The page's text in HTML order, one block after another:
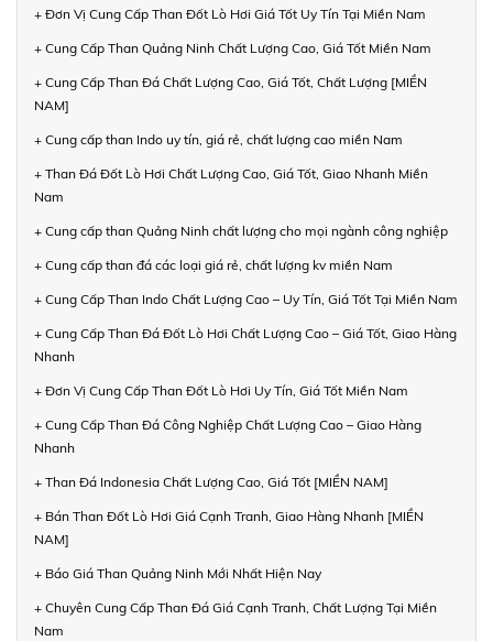
+ Đơn Vị Cung Cấp Than Đốt Lò Hơi Giá Tốt Uy Tín Tại Miền Nam
+ Cung Cấp Than Quảng Ninh Chất Lượng Cao, Giá Tốt Miền Nam
+ Cung Cấp Than Đá Chất Lượng Cao, Giá Tốt, Chất Lượng [MIỀN
NAM]
+ Cung cấp than Indo uy tín, giá rẻ, chất lượng cao miền Nam
+ Than Đá Đốt Lò Hơi Chất Lượng Cao, Giá Tốt, Giao Nhanh Miền
Nam
+ Cung cấp than Quảng Ninh chất lượng cho mọi ngành công nghiệp
+ Cung cấp than đá các loại giá rẻ, chất lượng kv miền Nam
+ Cung Cấp Than Indo Chất Lượng Cao – Uy Tín, Giá Tốt Tại Miền Nam
+ Cung Cấp Than Đá Đốt Lò Hơi Chất Lượng Cao – Giá Tốt, Giao Hàng
Nhanh
+ Đơn Vị Cung Cấp Than Đốt Lò Hơi Uy Tín, Giá Tốt Miền Nam
+ Cung Cấp Than Đá Công Nghiệp Chất Lượng Cao – Giao Hàng
Nhanh
+ Than Đá Indonesia Chất Lượng Cao, Giá Tốt [MIỀN NAM]
+ Bán Than Đốt Lò Hơi Giá Cạnh Tranh, Giao Hàng Nhanh [MIỀN
NAM]
+ Báo Giá Than Quảng Ninh Mới Nhất Hiện Nay
+ Chuyên Cung Cấp Than Đá Giá Cạnh Tranh, Chất Lượng Tại Miền
Nam